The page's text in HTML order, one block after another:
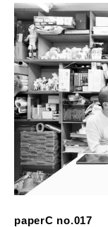
paperC no.017